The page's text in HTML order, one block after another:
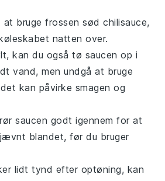
at bruge frossensød chilisauce,
natten over.
kan du også tø saucen op i
vand, men undgå at bruge
kan påvirke smagen og
rørsaucen godt igennem for at
blandet, før du bruger
lidt tynd efter optøning, kan